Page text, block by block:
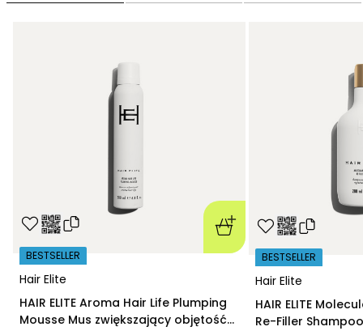
Hair Elite
BESTSELLER
HAIR ELITE Aroma Hair Life Plumping
Mousse Mus zwiększający objętość
Hair Elite
BESTSELLER
HAIR ELITE
Re-Filler